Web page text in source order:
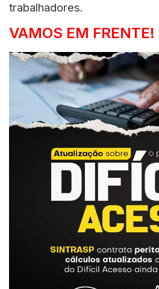
trabalhadores.
VAMOS EM FRENTE!